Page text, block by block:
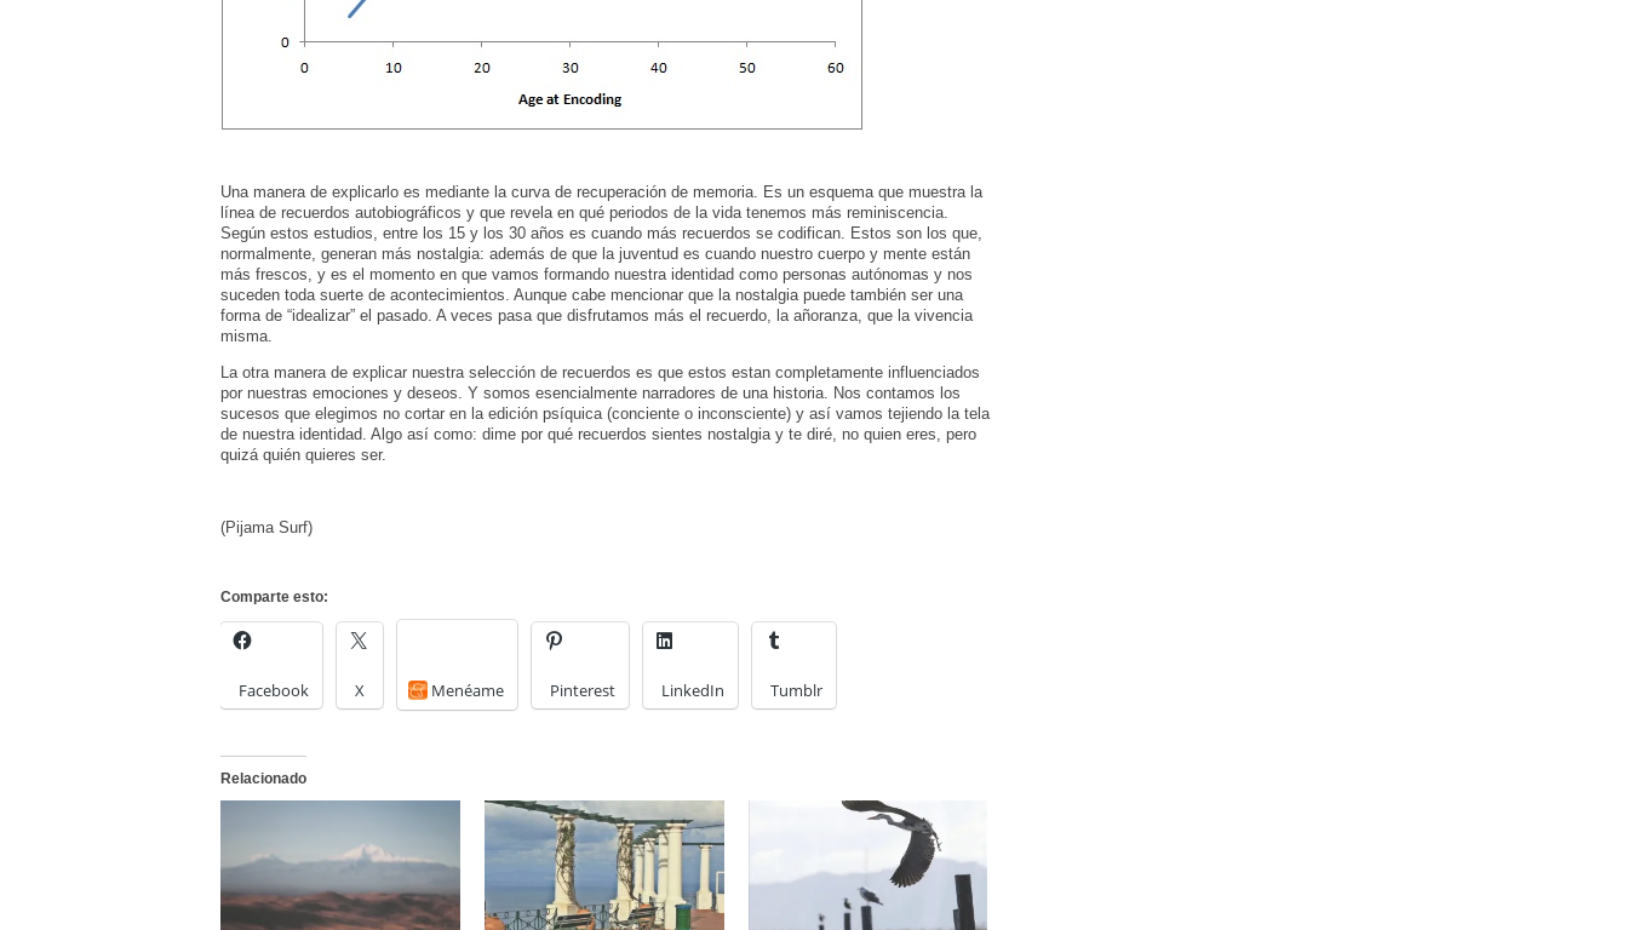
Una manera de explicarlo es mediante la curva de recuperación de memoria. Es un esquema que muestra la
línea de recuerdos autobiográficos y que revela en qué periodos de la vida tenemos más reminiscencia.
Según estos estudios, entre los 15 y los 30 años es cuando más recuerdos se codifican. Estos son los que,
normalmente, generan más nostalgia: además de que la juventud es cuando nuestro cuerpo y mente están
más frescos, y es el momento en que vamos formando nuestra identidad como personas autónomas y nos
suceden toda suerte de acontecimientos. Aunque cabe mencionar que la nostalgia puede también ser una
forma de “idealizar” el pasado. A veces pasa que disfrutamos más el recuerdo, la añoranza, que la vivencia
misma.
La otra manera de explicar nuestra selección de recuerdos es que estos estan completamente influenciados
por nuestras emociones y deseos. Y somos esencialmente narradores de una historia. Nos contamos los
sucesos que elegimos no cortar en la edición psíquica (conciente o inconsciente) y así vamos tejiendo la tela
de nuestra identidad. Algo así como: dime por qué recuerdos sientes nostalgia y te diré, no quien eres, pero
quizá quién quieres ser.
(Pijama Surf)
Comparte esto:
Facebook X Menéame Pinterest LinkedIn Tumblr
Relacionado